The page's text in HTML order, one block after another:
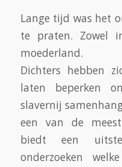
Lange tijd was het
te praten. Zowel
moederland.
Dichters hebben
laten beperken
slavernij
een van de
biedt een
onderzoeken